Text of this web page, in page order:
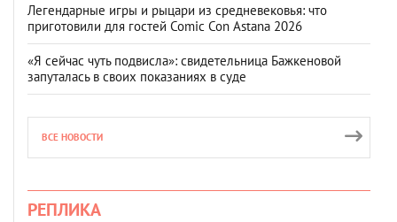
Легендарные игры и рыцари из средневековья: что
приготовили для гостей Comic Con Astana 2026
«Я сейчас чуть подвисла»: свидетельница Бажкеновой
запуталась в своих показаниях в суде
ВСЕ НОВОСТИ
РЕПЛИКА